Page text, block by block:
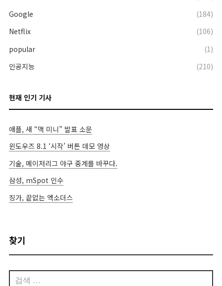
Google
(184)
Netflix
(106)
popular
(1)
인공지능
(210)
현재 인기 기사
애플, 새 “맥 미니” 발표 소문
윈도우즈 8.1 ‘시작’ 버튼 데모 영상
기술, 메이저리그 야구 중계를 바꾸다.
삼성, mSpot 인수
징가, 끝없는 엑소더스
찾기